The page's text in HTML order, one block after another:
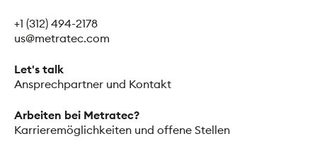
+1 (312) 494-2178
us@metratec.com
Let's talk
Ansprechpartner und Kontakt
Arbeiten bei Metratec?
Karrieremöglichkeiten und offene Stellen